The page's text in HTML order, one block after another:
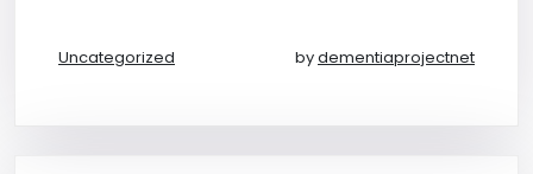
Uncategorized bydementiaprojectnet